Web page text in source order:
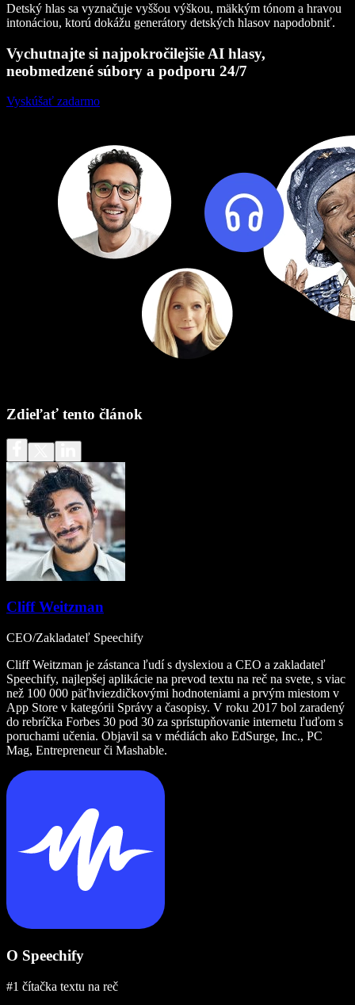
Detský hlas sa vyznačuje vyššou výškou, mäkkým tónom a hravou
intonáciou, ktorú dokážu generátory detských hlasov napodobniť.
Vychutnajte si najpokročilejšie AI hlasy,
neobmedzené súbory a podporu 24/7
Vyskúšať zadarmo
Zdieľať tento článok
Cliff Weitzman
CEO/Zakladateľ Speechify
Cliff Weitzman je zástanca ľudí s dyslexiou a CEO a zakladateľ
Speechify, najlepšej aplikácie na prevod textu na reč na svete, s viac
než 100 000 päťhviezdičkovými hodnoteniami a prvým miestom v
App Store v kategórii Správy a časopisy. V roku 2017 bol zaradený
do rebríčka Forbes 30 pod 30 za sprístupňovanie internetu ľuďom s
poruchami učenia. Objavil sa v médiách ako EdSurge, Inc., PC
Mag, Entrepreneur či Mashable.
O Speechify
#1 čítačka textu na reč